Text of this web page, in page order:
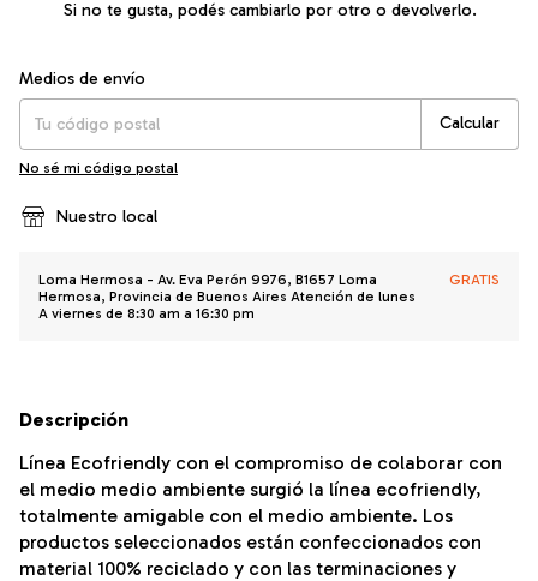
Si no te gusta, podés cambiarlo por otro o devolverlo.
Entregas para el CP:
Medios de envío
Calcular
No sé mi código postal
Nuestro local
Loma Hermosa - Av. Eva Perón 9976, B1657 Loma
Hermosa, Provincia de Buenos Aires Atención de lunes
A viernes de 8:30 am a 16:30 pm
GRATIS
Descripción
Línea Ecofriendly con el compromiso de colaborar con
el medio medio ambiente surgió la línea ecofriendly,
totalmente amigable con el medio ambiente. Los
productos seleccionados están confeccionados con
material 100% reciclado y con las terminaciones y